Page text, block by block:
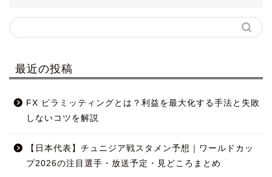
最近の投稿
FX ピラミッティングとは？利益を最大化する手法と失敗
しないコツを解説
【日本代表】チュニジア戦スタメン予想｜ワールドカッ
プ2026の注目選手・放送予定・見どころまとめ